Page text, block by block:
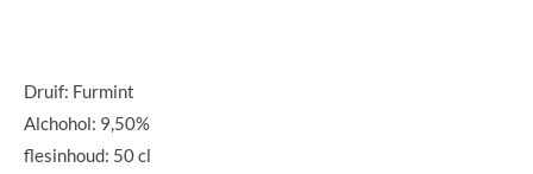
Druif: Furmint
Alchohol: 9,50%
flesinhoud: 50 cl